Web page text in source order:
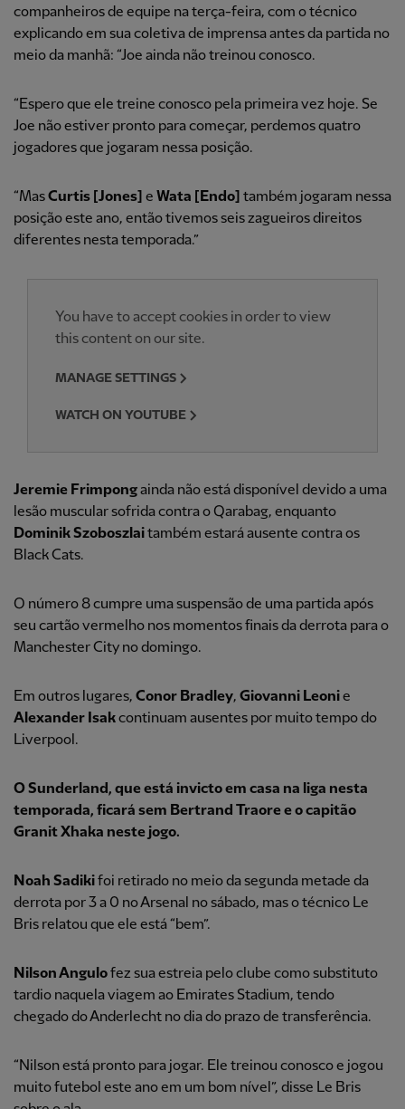
companheiros de equipe na terça-feira, com o técnico
explicando em sua coletiva de imprensa antes da partida no
meio da manhã: “Joe ainda não treinou conosco.
“Espero que ele treine conosco pela primeira vez hoje. Se
Joe não estiver pronto para começar, perdemos quatro
jogadores que jogaram nessa posição.
“MasCurtis [Jones] e Wata [Endo] também jogaram nessa
posição este ano, então tivemos seis zagueiros direitos
diferentes nesta temporada.”
You have to accept cookies in order to view
this content on our site.
MANAGE SETTINGS
WATCH ON YOUTUBE
Jeremie Frimpongainda não está disponível devido a uma
lesão muscular sofrida contra o Qarabag, enquanto
Dominik Szoboszlaitambém estará ausente contra os
Black Cats.
O número 8 cumpre uma suspensão de uma partida após
seu cartão vermelho nos momentos finais da derrota para o
Manchester City no domingo.
Em outros lugares, Conor Bradley, Giovanni Leonie
Alexander Isakcontinuam ausentes por muito tempo do
Liverpool.
O Sunderland, que está invicto em casa na liga nesta
temporada, ficará sem Bertrand Traore eo capitão
Granit Xhaka neste jogo.
Noah Sadikifoi retirado no meio da segunda metade da
derrota por 3 a 0 no Arsenal no sábado, mas o técnico Le
Bris relatou que ele está “bem”.
Nilson Angulofez sua estreia pelo clube como substituto
tardio naquela viagem ao Emirates Stadium, tendo
chegado do Anderlecht no dia do prazo de transferência.
“Nilson está pronto para jogar. Ele treinou conosco e jogou
muito futebol este ano em um bom nível”, disse Le Bris